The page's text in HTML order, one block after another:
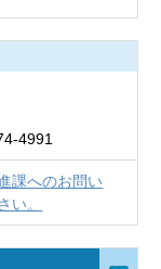
4991
課へのお問い
い。